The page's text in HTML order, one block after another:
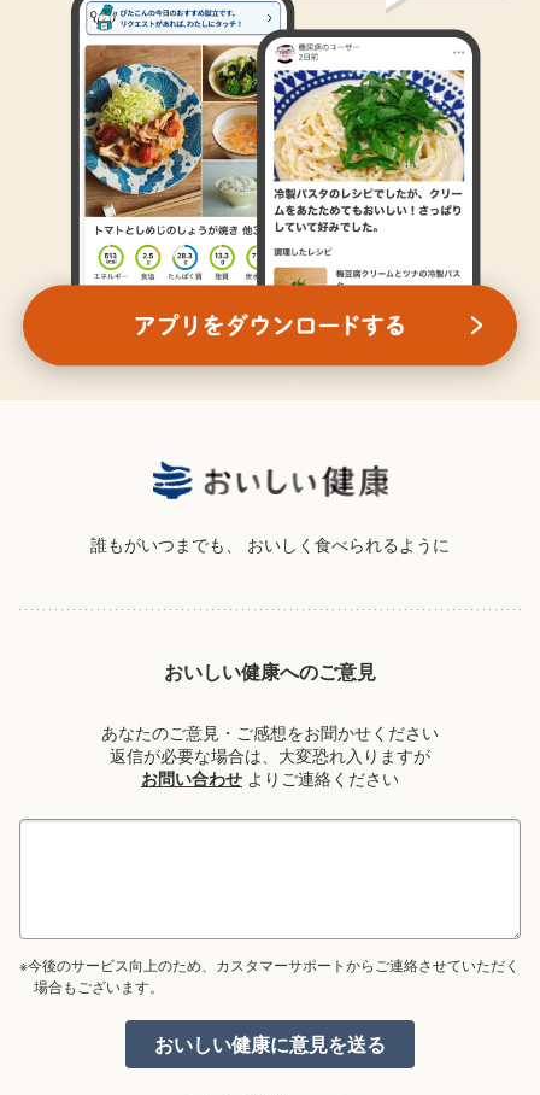
誰もがいつまでも、 おいしく食べられるように
おいしい健康へのご意見
あなたのご意見・ご感想をお聞かせください
返信が必要な場合は、大変恐れ入りますが
お問い合わせ よりご連絡ください
※今後のサービス向上のため、カスタマーサポートからご連絡させていただく
場合もございます。